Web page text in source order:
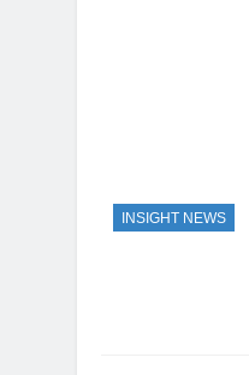
INSIGHT NEWS